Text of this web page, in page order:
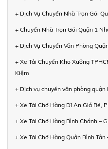
+ Dịch Vụ Chuyển Nhà Trọn Gói
+ Chuyển Nhà Trọn Gói Quận 1
+ Dịch Vụ Chuyển Văn Phòng
+ Xe Tải Chuyển Kho Xưởng
Kiệm
+ Dịch vụ chuyển văn phòng
+ Xe Tải Chở Hàng Dĩ An Giá Rẻ,
+ Xe Tải Chở Hàng Bình Chánh –
+ Xe Tải Chở Hàng Quận Bình